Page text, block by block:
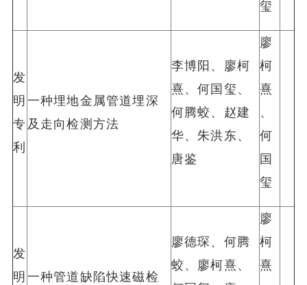
玺
发
明
专
利
一种埋地金属管道埋深
及走向检测方法
李博阳、廖柯
熹、何国玺、
何腾蛟、赵建
华、朱洪东、
唐鉴
廖
柯
熹
、
何
国
玺
发
明 一种管道缺陷快速磁检
廖德琛、何腾
蛟、廖柯熹、
廖
柯
熹